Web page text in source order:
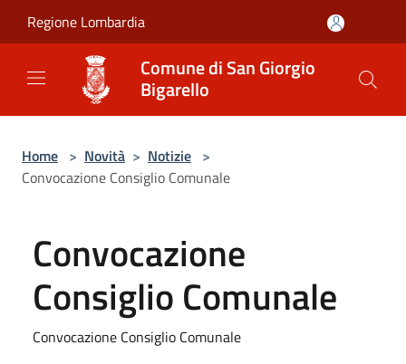
Regione Lombardia
Comune di San Giorgio
Bigarello
Home > Novità > Notizie >
Convocazione Consiglio Comunale
Convocazione
Consiglio Comunale
Convocazione Consiglio Comunale